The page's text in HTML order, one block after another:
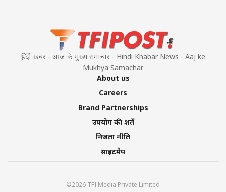
हिंदी खबर - आज के मुख्य समाचार - Hindi Khabar News - Aaj ke
Mukhya Samachar
About us
Careers
Brand Partnerships
उपयोग की शर्तें
निजता नीति
साइटमैप
©2026 TFI Media Private Limited